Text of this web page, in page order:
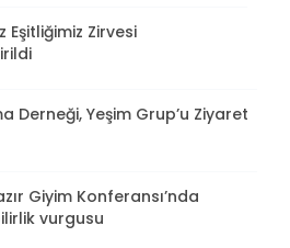
Eşitliğimiz Zirvesi
Derneği, Yeşim Grup’u Ziyaret
Giyim Konferansı’nda
vurgusu